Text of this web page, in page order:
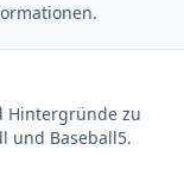
Hintergründe zu
und Baseball5.